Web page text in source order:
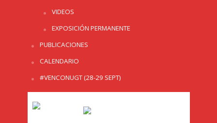
VIDEOS
EXPOSICIÓN PERMANENTE
PUBLICACIONES
CALENDARIO
#VENCONUGT (28-29 SEPT)